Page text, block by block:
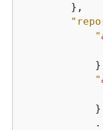
        },
"
"